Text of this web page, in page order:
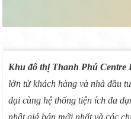
Khu đô thị Thanh Phú Centre
lớn từ khách hàng và nhà đầu
đại cùng hệ thống tiện ích đa
nhật giá bán mới nhất và các